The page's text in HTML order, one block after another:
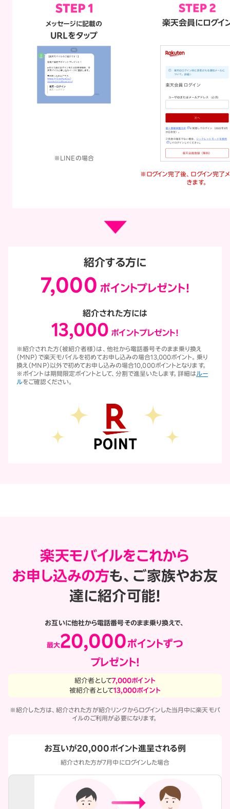
メッセージに記載の
URLをタップ
※LINEの場合
楽天会員にログイ
※ログイン完了後、ログイン完了
きます。
紹介する方に
7,000 ポイントプレゼント！
紹介された方には
13,000 ポイントプレゼント！
※紹介された方（被紹介者様）は、他社から電話番号そのまま乗り換え
（MNP）で楽天モバイルを初めてお申し込みの場合13,000ポイント。乗り
換え（MNP）以外で初めてお申し込みの場合10,000ポイントとなります。
※ポイントは期間限定ポイントとして、分割で進呈いたします。詳細は ルー
ルをご確認ください。
楽天モバイルをこれから
お申し込みの方も、 ご家族やお友
達に紹介可能！
お互いに他社から電話番号そのまま乗り換えで、
最大20,000 ポイントずつ
プレゼント!
紹介者として7,000ポイント
被紹介者として13,000ポイント
※紹介した方は、紹介された方が紹介リンクからログインした当月中に楽天モバ
イルのご利用が必要になります。
お互いが20,000ポイント進呈される例
紹介された方が7月中にログインした場合